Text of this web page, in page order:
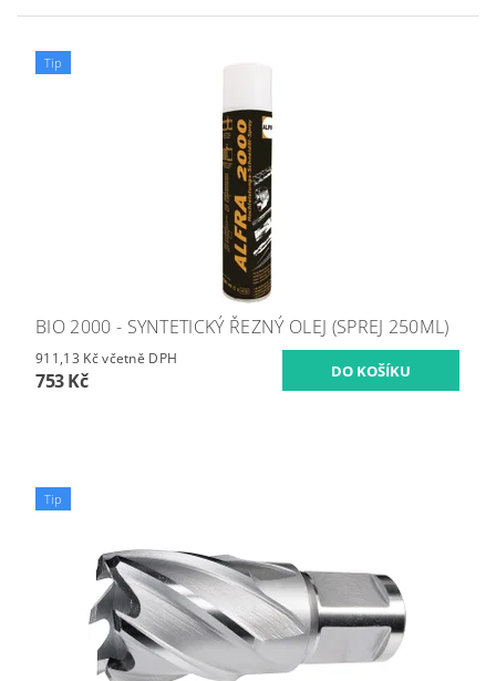
Tip
BIO 2000 - SYNTETICKÝ ŘEZNÝ OLEJ (SPREJ 250ML)
911,13 Kč včetně DPH
753 Kč
Tip